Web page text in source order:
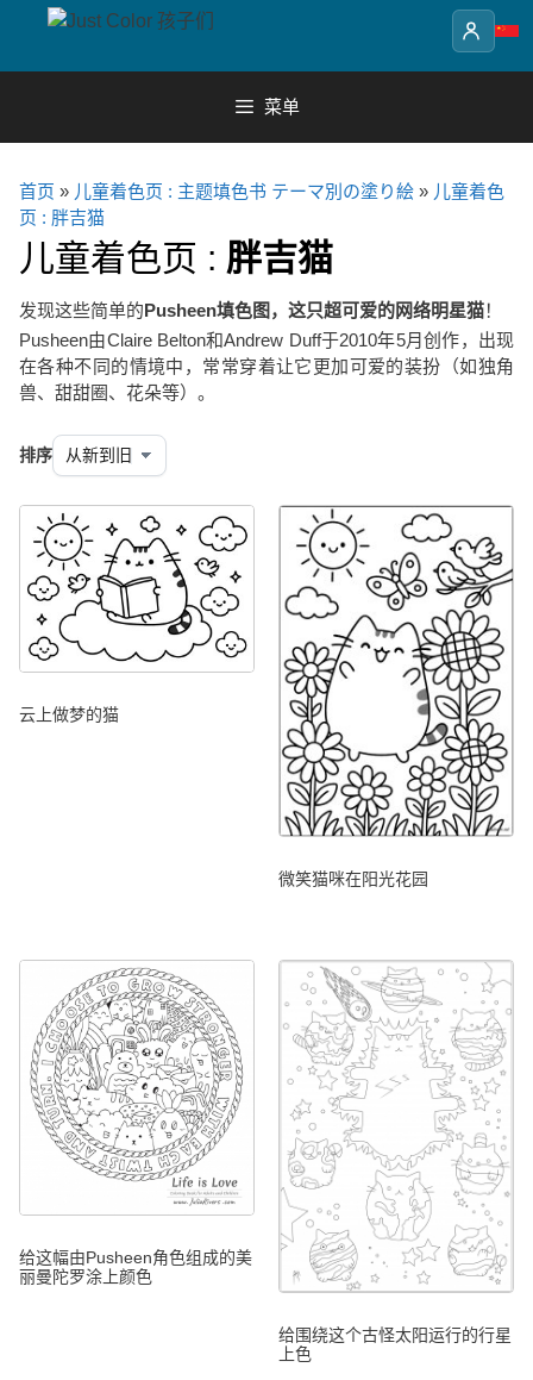
content
菜单
首页 » 儿童着色页 : 主题填色书 テーマ別の塗り絵 » 儿童着色
页 : 胖吉猫
儿童着色页 : 胖吉猫
发现这些简单的Pusheen填色图，这只超可爱的网络明星猫！
Pusheen由Claire Belton和Andrew Duff于2010年5月创作，出现
在各种不同的情境中，常常穿着让它更加可爱的装扮（如独角
兽、甜甜圈、花朵等）。
排序
云上做梦的猫
微笑猫咪在阳光花园
给这幅由Pusheen角色组成的美
丽曼陀罗涂上颜色
给围绕这个古怪太阳运行的行星
上色